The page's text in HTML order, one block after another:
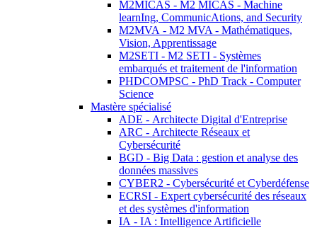
M2MICAS - M2 MICAS - Machine
learnIng, CommunicAtions, and Security
M2MVA - M2 MVA - Mathématiques,
Vision, Apprentissage
M2SETI - M2 SETI - Systèmes
embarqués et traitement de l'information
PHDCOMPSC - PhD Track - Computer
Science
Mastère spécialisé
ADE - Architecte Digital d'Entreprise
ARC - Architecte Réseaux et
Cybersécurité
BGD - Big Data : gestion et analyse des
données massives
CYBER2 - Cybersécurité et Cyberdéfense
ECRSI - Expert cybersécurité des réseaux
et des systèmes d'information
IA - IA : Intelligence Artificielle